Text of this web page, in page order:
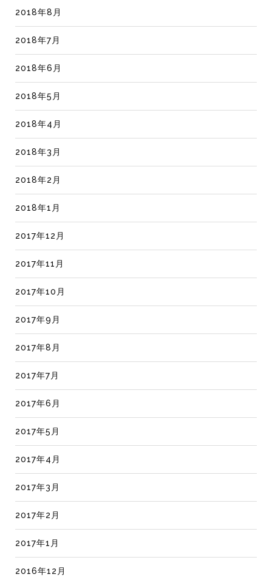
2018年8月
2018年7月
2018年6月
2018年5月
2018年4月
2018年3月
2018年2月
2018年1月
2017年12月
2017年11月
2017年10月
2017年9月
2017年8月
2017年7月
2017年6月
2017年5月
2017年4月
2017年3月
2017年2月
2017年1月
2016年12月